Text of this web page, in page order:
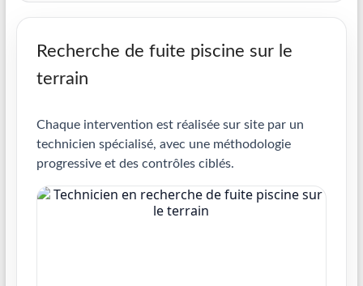
Recherche de fuite piscine sur le
terrain
Chaque intervention est réalisée sur site par un
technicien spécialisé, avec une méthodologie
progressive et des contrôles ciblés.